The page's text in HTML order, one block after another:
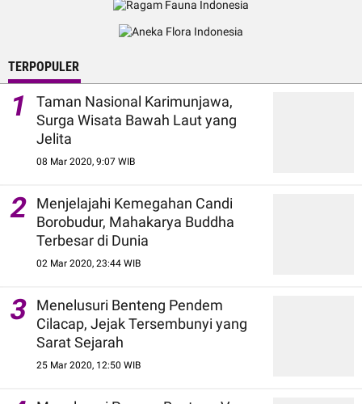
TERPOPULER
1
Taman Nasional Karimunjawa,
Surga Wisata Bawah Laut yang
Jelita
08 Mar 2020, 9:07 WIB
2
Menjelajahi Kemegahan Candi
Borobudur, Mahakarya Buddha
Terbesar di Dunia
02 Mar 2020, 23:44 WIB
3
Menelusuri Benteng Pendem
Cilacap, Jejak Tersembunyi yang
Sarat Sejarah
25 Mar 2020, 12:50 WIB